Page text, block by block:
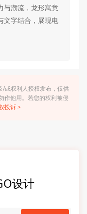
与潮流，龙形寓意
文字结合，展现电
/或权利人授权发布，仅供
作他用。若您的权利被侵
投诉 >
设计